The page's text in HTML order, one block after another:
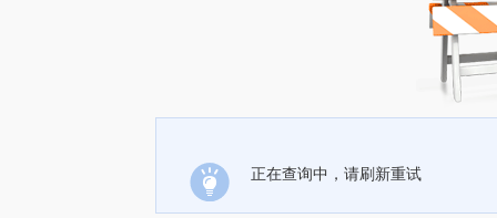
正在查询中，请刷新重试